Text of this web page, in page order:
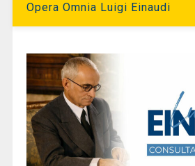
Opera Omnia Luigi Einaudi